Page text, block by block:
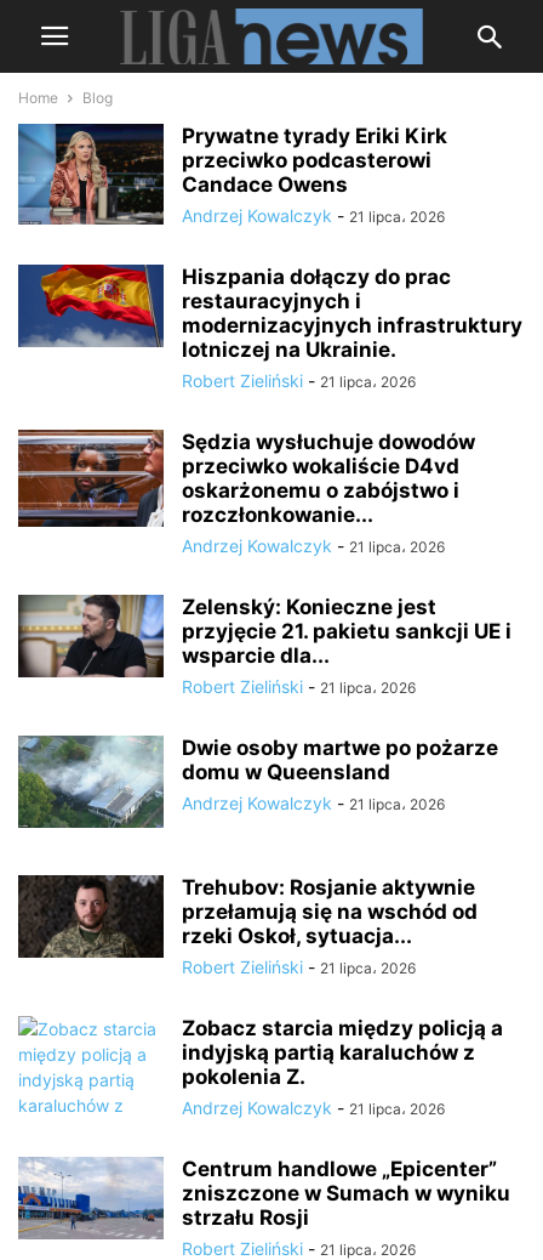
Home Blog
Prywatne tyrady Eriki Kirk
przeciwko podcasterowi
Candace Owens
Andrzej Kowalczyk - 21 lipca، 2026
Hiszpania dołączy do prac
restauracyjnych i
modernizacyjnych infrastruktury
lotniczej na Ukrainie.
Robert Zieliński - 21 lipca، 2026
Sędzia wysłuchuje dowodów
przeciwko wokaliście D4vd
oskarżonemu o zabójstwo i
rozczłonkowanie...
Andrzej Kowalczyk - 21 lipca، 2026
Zelenský: Konieczne jest
przyjęcie 21. pakietu sankcji UE i
wsparcie dla...
Robert Zieliński - 21 lipca، 2026
Dwie osoby martwe po pożarze
domu w Queensland
Andrzej Kowalczyk - 21 lipca، 2026
Trehubov: Rosjanie aktywnie
przełamują się na wschód od
rzeki Oskoł, sytuacja...
Robert Zieliński - 21 lipca، 2026
Zobacz starcia między policją a
indyjską partią karaluchów z
pokolenia Z.
Andrzej Kowalczyk - 21 lipca، 2026
Centrum handlowe „Epicenter”
zniszczone w Sumach w wyniku
strzału Rosji
Robert Zieliński - 21 lipca، 2026